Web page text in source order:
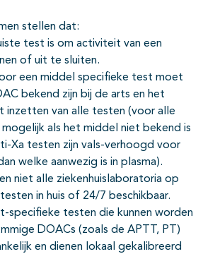
stellen dat:
test is om activiteit van een
of uit te sluiten.
een middel specifieke test moet
bekend zijn bij de arts en het
inzetten van alle testen (voor alle
als het middel niet bekend is
Xa testen zijn vals-verhoogd voor
welke aanwezig is in plasma).
niet alle ziekenhuislaboratoria op
in huis of 24/7 beschikbaar.
specifieke testen die kunnen worden
DOACs (zoals de APTT, PT)
en dienen lokaal gekalibreerd